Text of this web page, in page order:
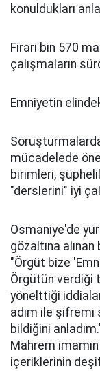
konuldukları
Firari bin 570
çalışmaların
Emniyetin
mücadelede
birimleri,
"derslerini" iyi
Osmaniye'de
gözaltına
"Örgüt bize
Örgütün verdiği
yönelttiği
adım ile şifremi
bildiğini
Mahrem
içeriklerinin